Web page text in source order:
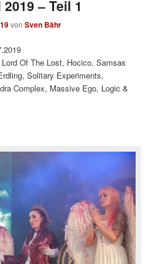
– Teil 1
vonSven Bähr
Of The Lost, Hocico, Samsas
Solitary Experiments,
Complex, Massive Ego, Logic &